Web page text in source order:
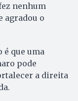
nenhum
agradou o
que uma
pode
a direita